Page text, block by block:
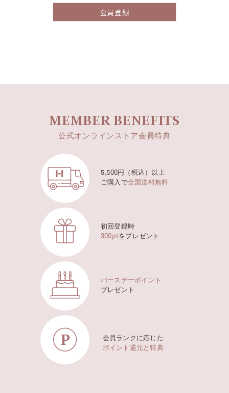
会員登録
MEMBER BENEFITS
公式オンラインストア会員特典
5,500円（税込）以上
ご購入で全国送料無料
初回登録時
300ptをプレゼント
バースデーポイント
プレゼント
会員ランクに応じた
ポイント還元と特典